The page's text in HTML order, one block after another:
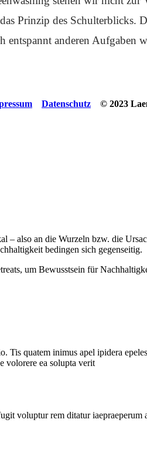
Prinzip des Schulterblicks.
entspannt anderen Aufgaben
Datenschutz © 2023
– also an die Wurzeln bzw. die
bedingen sich gegenseitig.
um Bewusstsein für
Tis quatem inimus apel ipidera
volorere ea solupta verit
voluptur rem ditatur